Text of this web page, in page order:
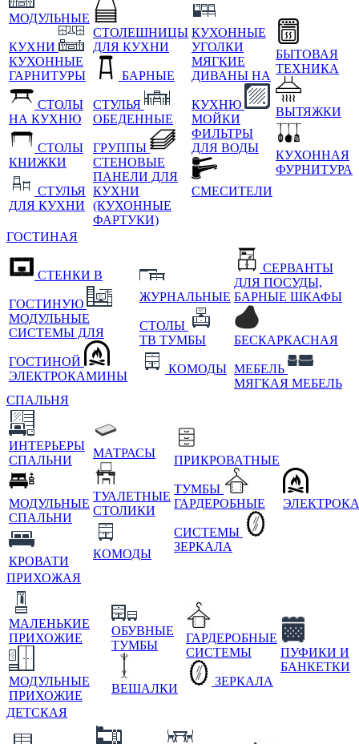
МОДУЛЬНЫЕ
КУХНИ
КУХОННЫЕ
ГАРНИТУРЫ
СТОЛЫ
НА КУХНЮ
СТОЛЫ
КНИЖКИ
СТУЛЬЯ
ДЛЯ КУХНИ
СТОЛЕШНИЦЫ
ДЛЯ КУХНИ
БАРНЫЕ
СТУЛЬЯ
ОБЕДЕННЫЕ
ГРУППЫ
СТЕНОВЫЕ
ПАНЕЛИ ДЛЯ
КУХНИ
(КУХОННЫЕ
ФАРТУКИ)
КУХОННЫЕ
УГОЛКИ
МЯГКИЕ
ДИВАНЫ НА
КУХНЮ
МОЙКИ
ФИЛЬТРЫ
ДЛЯ ВОДЫ
СМЕСИТЕЛИ
БЫТОВАЯ
ТЕХНИКА
ВЫТЯЖКИ
КУХОННАЯ
ФУРНИТУРА
ГОСТИНАЯ
СТЕНКИ В
ГОСТИНУЮ
МОДУЛЬНЫЕ
СИСТЕМЫ ДЛЯ
ГОСТИНОЙ
ЭЛЕКТРОКАМИНЫ
ЖУРНАЛЬНЫЕ
СТОЛЫ
ТВ ТУМБЫ
КОМОДЫ
СЕРВАНТЫ
ДЛЯ ПОСУДЫ,
БАРНЫЕ ШКАФЫ
БЕСКАРКАСНАЯ
МЕБЕЛЬ
МЯГКАЯ МЕБЕЛЬ
СПАЛЬНЯ
ИНТЕРЬЕРЫ
СПАЛЬНИ
МОДУЛЬНЫЕ
СПАЛЬНИ
КРОВАТИ
МАТРАСЫ
ТУАЛЕТНЫЕ
СТОЛИКИ
КОМОДЫ
ПРИКРОВАТНЫЕ
ТУМБЫ
ГАРДЕРОБНЫЕ
СИСТЕМЫ
ЗЕРКАЛА
ПРИХОЖАЯ
МАЛЕНЬКИЕ
ПРИХОЖИЕ
МОДУЛЬНЫЕ
ПРИХОЖИЕ
ОБУВНЫЕ
ТУМБЫ
ВЕШАЛКИ
ГАРДЕРОБНЫЕ
СИСТЕМЫ
ЗЕРКАЛА
ПУФИКИ И
БАНКЕТКИ
ДЕТСКАЯ